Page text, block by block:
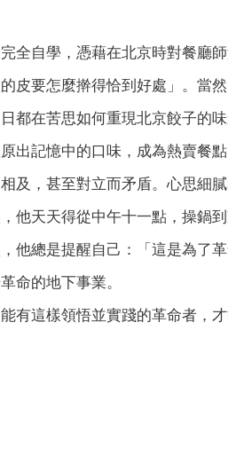
全自學，憑藉在北京時對餐廳
皮要怎麼擀得恰到好處」。當
都在苦思如何重現北京餃子的
出記憶中的口味，成為熱賣餐點
及，甚至對立而矛盾。心思細
他天天得從中午十一點，操鍋
他總是提醒自己：「這是為了
命的地下事業。
有這樣領悟並實踐的革命者，